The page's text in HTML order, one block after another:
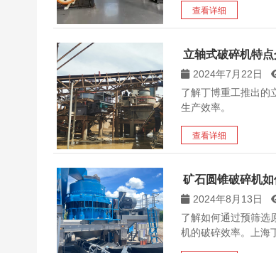
查看详细
立轴式破碎机特
2024年7月22日
了解丁博重工推出的
生产效率。
查看详细
矿石圆锥破碎机
2024年8月13日
了解如何通过预筛选
机的破碎效率。上海